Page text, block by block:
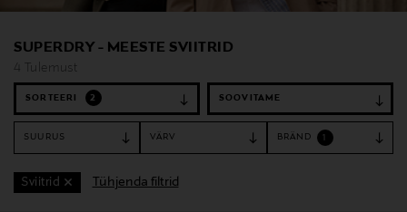
SUPERDRY - MEESTE SVIITRID
4 Tulemust
SORTEERI 2
SUURUS VÄRV BRÄND
Sviitrid Tühjenda filtrid